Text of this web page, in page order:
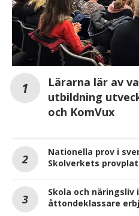
Lärarna lär av
utbildning
och KomVux
Nationella prov i
Skolverkets
Skola och näringsliv
åttondeklassare